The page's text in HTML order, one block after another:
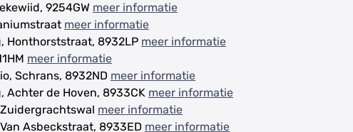
9254GW meer informatie
meer informatie
Honthorststraat, 8932LP meer informatie
meer informatie
Schrans, 8932ND meer informatie
Achter de Hoven, 8933CK meer informatie
meer informatie
Asbeckstraat, 8933ED meer informatie